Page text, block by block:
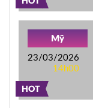
HOT
Mỹ
23/03/2026
14h00